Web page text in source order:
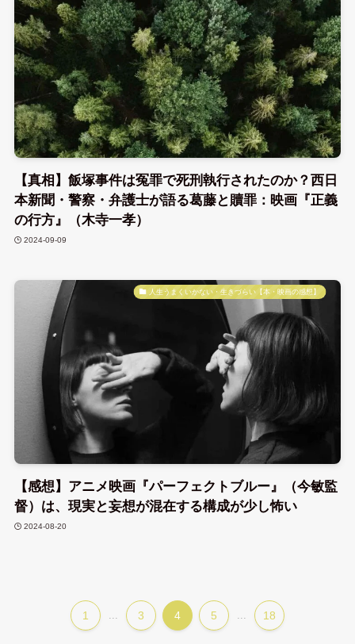
【真相】飯塚事件は冤罪で死刑執行されたのか？西日
本新聞・警察・弁護士が語る葛藤と贖罪：映画『正義
の行方』（木寺一孝）
2024-09-09
人生うまくいかない・生きづらい【本・映画の感想】
【感想】アニメ映画『パーフェクトブルー』（今敏監
督）は、現実と妄想が混在する構成が少し怖い
2024-08-20
1 3 4 5 18